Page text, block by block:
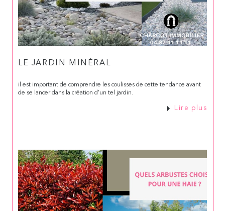
LE JARDIN MINÉRAL
il est important de comprendre les coulisses de cette tendance avant
de se lancer dans la création d'un tel jardin.
Lire plus